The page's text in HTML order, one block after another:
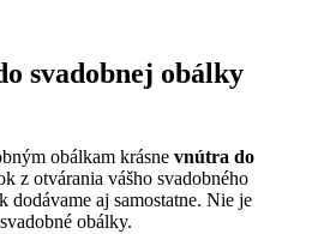
svadobnej obálky
obálkam krásne vnútra do
z otvárania vášho svadobného
dodávame aj samostatne. Nie je
obálky.